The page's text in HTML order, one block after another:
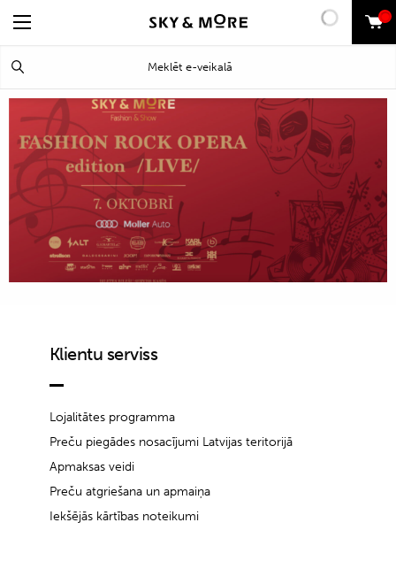
0
Klientu serviss
Lojalitātes programma
Preču piegādes nosacījumi Latvijas teritorijā
Apmaksas veidi
Preču atgriešana un apmaiņa
Iekšējās kārtības noteikumi